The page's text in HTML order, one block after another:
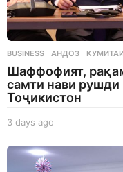
BUSINESS АНДОЗ ,
Шаффофият,
самти нави
Тоҷикистон
3 days ago
a